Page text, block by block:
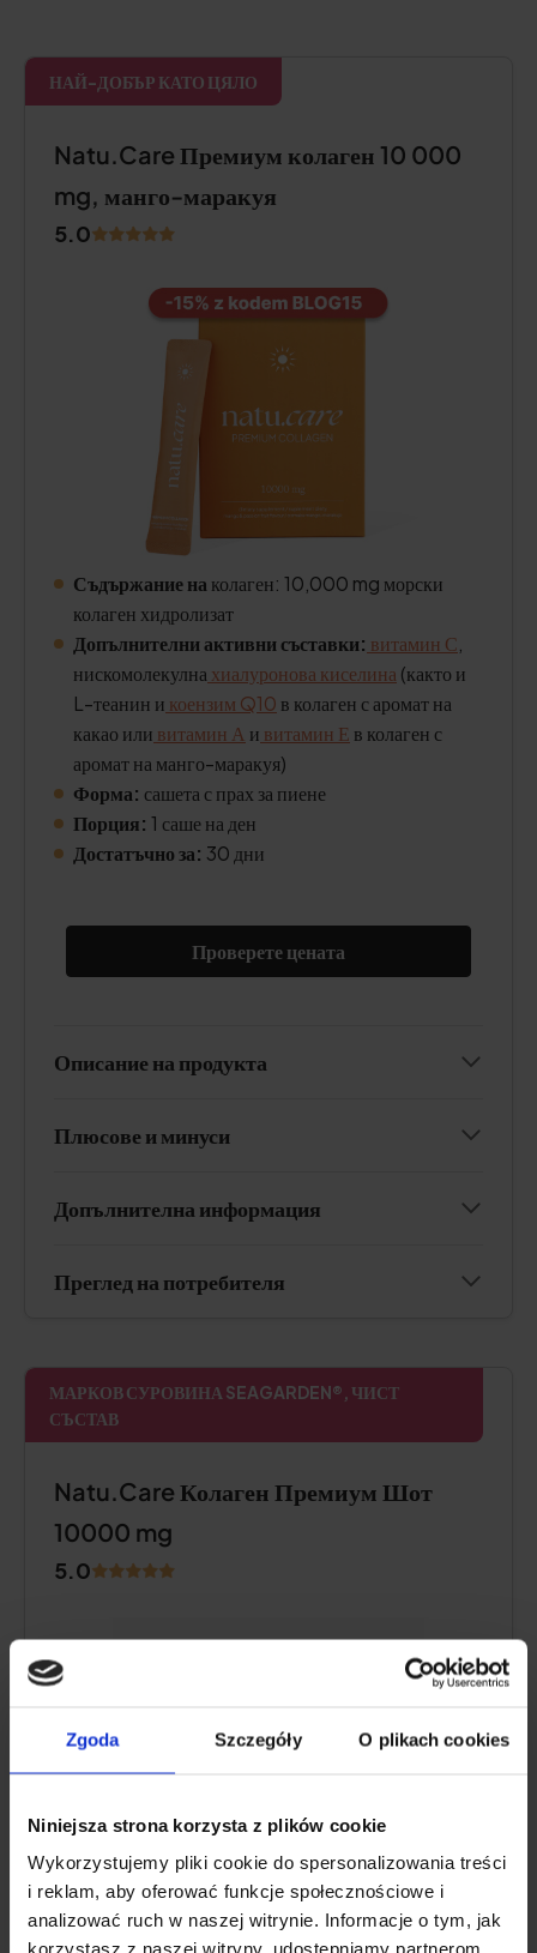
Zgoda Szczegóły O plikach cookies
Niniejsza strona korzysta z plików cookie
Wykorzystujemy pliki cookie do spersonalizowania treści
i reklam, aby oferować funkcje społecznościowe i
analizować ruch w naszej witrynie. Informacje o tym, jak
korzystasz z naszej witryny, udostępniamy partnerom
НАЙ-ДОБЪР КАТО ЦЯЛО
Natu.Care Премиум колаген 10 000
mg, манго-маракуя
5.0
Съдържание на колаген: 10,000 mg морски
колаген хидролизат
Допълнителни активни съставки: витамин С
нискомолекулна хиалуронова киселина (както и
L-теанин и коензим Q10 в колаген с аромат на
какао или витамин А и витамин Е в колаген с
аромат на манго-маракуя)
Форма: сашета с прах за пиене
Порция: 1 саше на ден
Достатъчно за: 30 дни
Проверете цената
Описание на продукта
Плюсове и минуси
Допълнителна информация
Преглед на потребителя
МАРКОВ СУРОВИНА SEAGARDEN®, ЧИСТ
СЪСТАВ
Natu.Care Колаген Премиум Шот
10000 mg
5.0
Съдържание на колаген:цели 10 000 mg